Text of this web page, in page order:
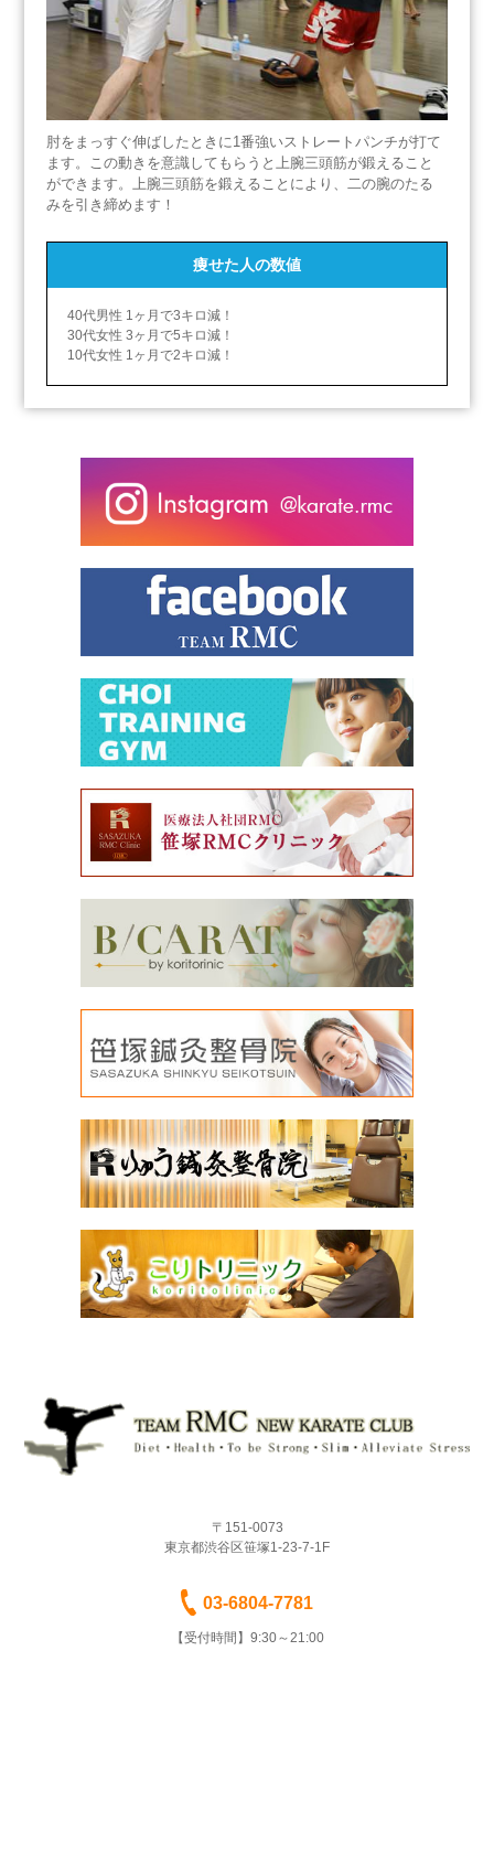
肘をまっすぐ伸ばしたときに1番強いストレートパンチが打て
ます。この動きを意識してもらうと上腕三頭筋が鍛えること
ができます。上腕三頭筋を鍛えることにより、二の腕のたる
みを引き締めます！
痩せた人の数値
40代男性 1ヶ月で3キロ減！
30代女性 3ヶ月で5キロ減！
10代女性 1ヶ月で2キロ減！
〒151-0073
東京都渋谷区笹塚1-23-7-1F
03-6804-7781
【受付時間】9:30～21:00